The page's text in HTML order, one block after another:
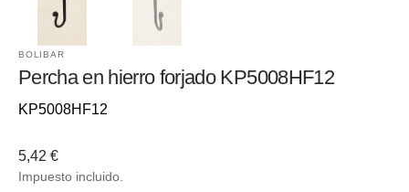
BOLIBAR
Percha en hierro forjado KP5008HF12
Referencia::
KP5008HF12
Precio
habitual
5,42 €
Impuesto incluido.